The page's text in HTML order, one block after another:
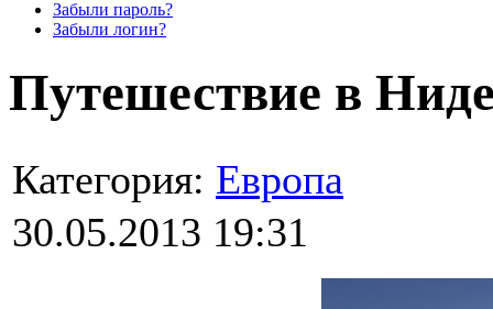
Забыли пароль?
Забыли логин?
Путешествие в
Категория: Европа
30.05.2013 19:31